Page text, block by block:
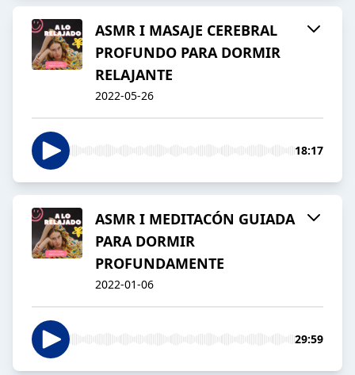
ASMR I MASAJE CEREBRAL
PROFUNDO PARA DORMIR
RELAJANTE
2022-05-26
18:17
ASMR I MEDITACÓN GUIADA
PARA DORMIR
PROFUNDAMENTE
2022-01-06
29:59